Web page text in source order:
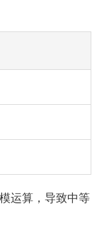
运算，导致中等